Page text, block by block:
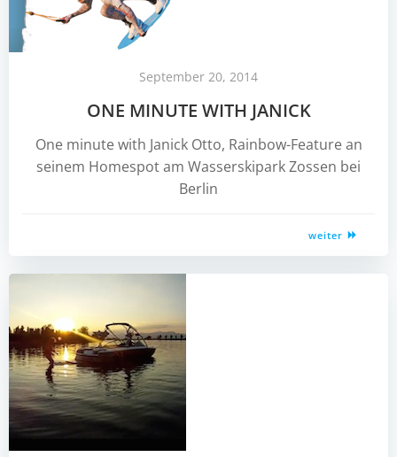
September 20, 2014
ONE MINUTE WITH JANICK
One minute with Janick Otto, Rainbow-Feature an
seinem Homespot am Wasserskipark Zossen bei
Berlin
weiter